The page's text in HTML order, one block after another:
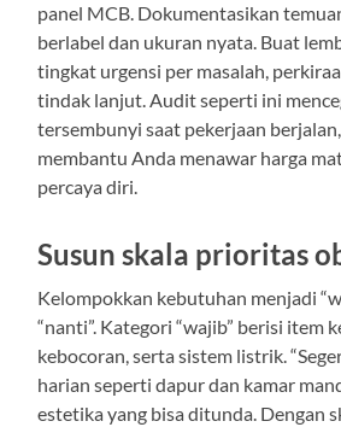
panel MCB. Dokumentasikan
berlabel dan ukuran nyata. Buat
tingkat urgensi per masalah,
tindak lanjut. Audit seperti ini
tersembunyi saat pekerjaan
membantu Anda menawar harga
percaya diri.
Susun skala prioritas
Kelompokkan kebutuhan menjadi
“nanti”. Kategori “wajib” berisi item
kebocoran, serta sistem listrik.
harian seperti dapur dan kamar
estetika yang bisa ditunda. Dengan